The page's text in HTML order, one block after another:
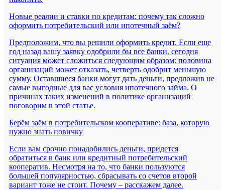
Новые реалии и ставки по кредитам: почему так сложно
оформить потребительский или ипотечный заём?
Предположим, что вы решили оформить кредит. Если еще
год назад вашу заявку одобрили бы все банки, сегодня
ситуация может сложиться следующим образом: половина
организаций может отказать, четверть одобрит меньшую
сумму. Оставшиеся банки могут дать деньги, предложив не
самые выгодные для вас условия ипотечного займа. О
причинах таких изменений в политике организаций
поговорим в этой статье.
Берём заём в потребительском кооперативе: база, которую
нужно знать новичку
Если вам срочно понадобились деньги, придется
обратиться в банк или кредитный потребительский
кооператив. Несмотря на то, что банки пользуются
большей популярностью, сбрасывать со счетов второй
вариант тоже не стоит. Почему – расскажем далее.